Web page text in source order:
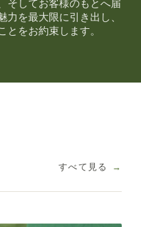
そしてお客様のもとへ届
力を最大限に引き出し、
とをお約束します。
すべて見る →